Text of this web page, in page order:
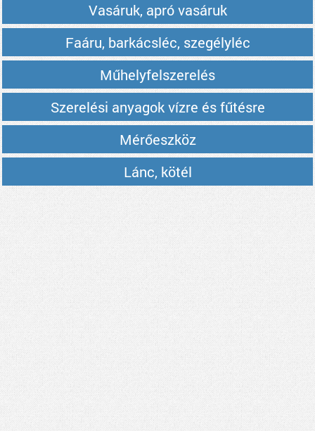
Vasáruk, apró vasáruk
Faáru, barkácsléc, szegélyléc
Műhelyfelszerelés
Szerelési anyagok vízre és fűtésre
Mérőeszköz
Lánc, kötél